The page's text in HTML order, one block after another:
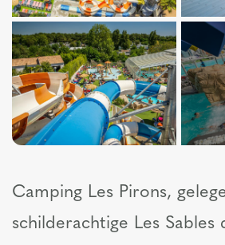
Camping Les Pirons,
schilderachtige Les Sables